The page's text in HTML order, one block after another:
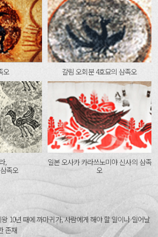
오 갈림 오회분 4호묘의 삼족오
,
족오
일본 오사카 카라쓰노미야 신사의 삼족
오
10년 때에 까마귀가, 사람에게 해야 할 일이나 일어날
존재